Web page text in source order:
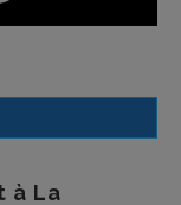
à La